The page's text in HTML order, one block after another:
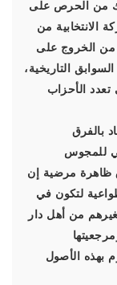
من الحرص على
الانتخابية من
من الخروج على
التاريخية،
الأحزاب
بالفرق
للمجوس
ظاهرة مرضية إن
لتكون في
من أهل دار
بهذه الأصول